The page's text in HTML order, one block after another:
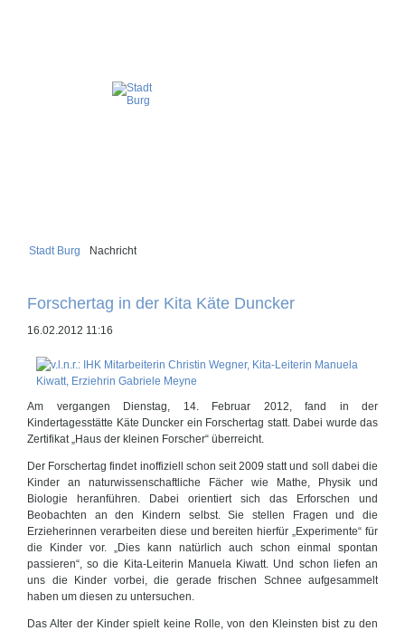
Stadt Burg Nachricht
Forschertag in der Kita Käte Duncker
16.02.2012 11:16
Am vergangen Dienstag, 14. Februar 2012, fand in der
Kindertagesstätte Käte Duncker ein Forschertag statt. Dabei wurde das
Zertifikat „Haus der kleinen Forscher“ überreicht.
Der Forschertag findet inoffiziell schon seit 2009 statt und soll dabei die
Kinder an naturwissenschaftliche Fächer wie Mathe, Physik und
Biologie heranführen. Dabei orientiert sich das Erforschen und
Beobachten an den Kindern selbst. Sie stellen Fragen und die
Erzieherinnen verarbeiten diese und bereiten hierfür „Experimente“ für
die Kinder vor. „Dies kann natürlich auch schon einmal spontan
passieren“, so die Kita-Leiterin Manuela Kiwatt. Und schon liefen an
uns die Kinder vorbei, die gerade frischen Schnee aufgesammelt
haben um diesen zu untersuchen.
Das Alter der Kinder spielt keine Rolle, von den Kleinsten bist zu den